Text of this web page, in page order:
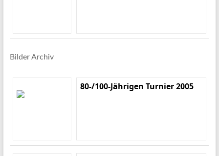
Bilder Archiv
80-/100-Jährigen Turnier 2005